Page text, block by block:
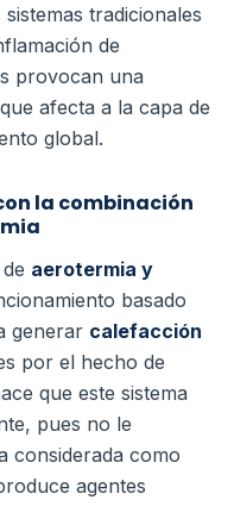
tradicionales
de
provocan una
afecta a la capa de
global.
la combinación
aerotermia y
basado
generar calefacción
por el hecho de
que este sistema
pues no le
considerada como
agentes